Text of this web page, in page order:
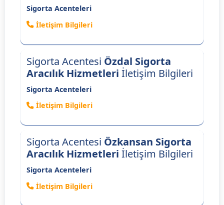
Sigorta Acenteleri
İletişim Bilgileri
Sigorta Acentesi Özdal Sigorta
Aracılık Hizmetleri İletişim Bilgileri
Sigorta Acenteleri
İletişim Bilgileri
Sigorta Acentesi Özkansan Sigorta
Aracılık Hizmetleri İletişim Bilgileri
Sigorta Acenteleri
İletişim Bilgileri